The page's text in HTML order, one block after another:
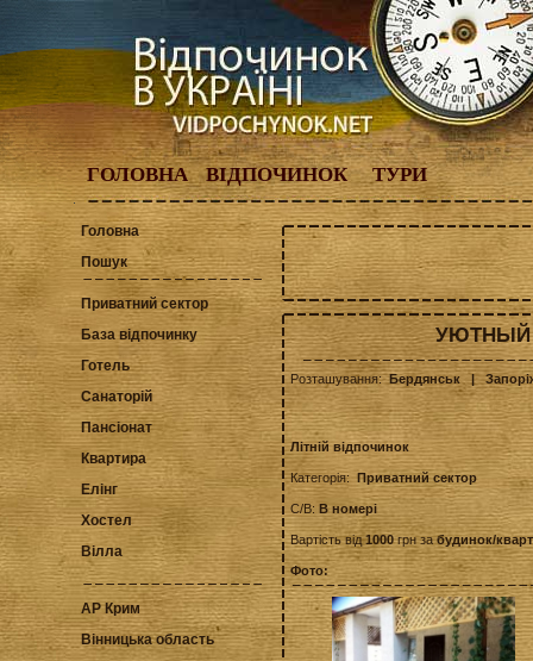
ГОЛОВНА ВІДПОЧИНОК ТУРИ
Головна
Пошук
Приватний сектор
База відпочинку
Готель
Санаторій
Пансіонат
Квартира
Елінг
Хостел
Вілла
АР Крим
Вінницька область
УЮТНЫЙ
Розташування:Бердянськ |
Літній відпочинок
Категорія: Приватний сектор
С/В: В номері
Вартість від1000грн забудинок/
Фото: